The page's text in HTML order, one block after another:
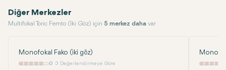
Diğer Merkezler
Multifokal Toric Femto (İki Göz) için 5 merkez daha var
Monofokal Fako (iki göz)
0 0 Değerlendirmeye Göre